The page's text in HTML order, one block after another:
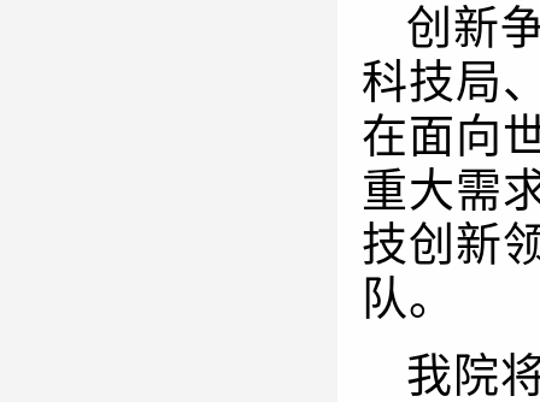
创新
科技局
在面向
重大需
技创新
队。
我院